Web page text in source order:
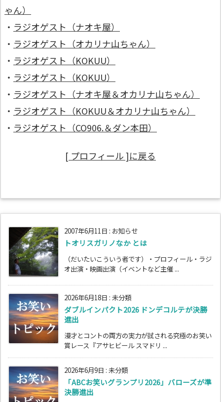
ゃん）
・ ラジオゲスト（ナオキ屋）
・ ラジオゲスト（オカリナ山ちゃん）
・ ラジオゲスト（KOKUU）
・ ラジオゲスト（KOKUU）
・ ラジオゲスト（ナオキ屋＆オカリナ山ちゃん）
・ ラジオゲスト（KOKUU＆オカリナ山ちゃん）
・ ラジオゲスト（CO906.＆ダン本田）
[ プロフィール ]に戻る
2007年6月11日 : お知らせ
トオリスガリノなか とは
（だいたいこういう者です）・プロフィール・ラジ
オ出演・映画出演（イベントなど主催 ...
2026年6月18日 : 未分類
ダブルインパクト2026 ドンデコルテが決勝
進出
漫才とコントの両方の実力が試される究極のお笑い
賞レース『アサヒビール スマドリ ...
2026年6月9日 : 未分類
「ABCお笑いグランプリ2026」バローズが準
決勝進出